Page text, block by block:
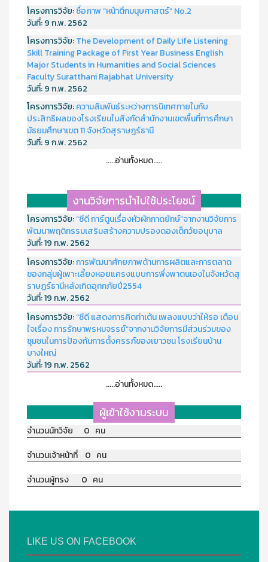
โครงการวิจัย:ชื่อภาพ “หน้าตึกมนุษศาสตร์” No.2
วันที่:9 ก.พ. 2562
โครงการวิจัย:The Development of Daily Life Listening
Skill Training Package of First Year Business English
Major Students in Humanities and Social Sciences
Faculty Suratthani Rajabhat University
วันที่:9 ก.พ. 2562
โครงการวิจัย:ความสัมพันธ์ระหว่างการนิเทศภายในกับ
ประสิทธิผลของโรงเรียนในสังกัดสำนักงานเขตพื้นที่การศึกษา
มัธยมศึกษาเขต 11 จังหวัดสุราษฎร์ธานี
วันที่:9 ก.พ. 2562
.....อ่านทั้งหมด.....
งานวิจัยการนำไปใช้ประโยชน์
โครงการวิจัย:“ซีดี การ์ตูนเรื่องหัวผักกาดยักษ์”จากงานวิจัยการ
พัฒนาพฤติกรรมเสริมสร้างความปรองดองเด็กวัยอนุบาล
วันที่:19 ก.พ. 2562
โครงการวิจัย:การพัฒนาศักยภาพด้านการผลิตและการตลาด
ของกลุ่มผู้เพาะเลี้ยงหอยแครงแบบการพึ่งพาตนเองในจังหวัดสุ
ราษฏร์ธานีหลังเกิดอุทกภัยปี2554
วันที่:19 ก.พ. 2562
โครงการวิจัย:“ซีดี แสดงการคิดท่าเต้น เพลงแบบว่าให้รอ เตือน
ใจเรื่อง การรักษาพรหมจรรย์”จากงานวิจัยการมีส่วนร่วมของ
ชุมชนในการป้องกันการตั้งครรภ์ของเยาวชน โรงเรียนบ้าน
บางใหญ่
วันที่:19 ก.พ. 2562
.....อ่านทั้งหมด.....
ผู้เข้าใช้งานระบบ
จำนวนนักวิจัย 0 คน
จำนวนเจ้าหน้าที่ 0 คน
จำนวนผู้ทรง 0 คน
LIKE US ON FACEBOOK